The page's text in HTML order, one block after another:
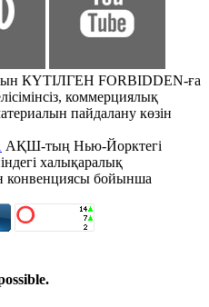
КҮТІЛГЕН FORBIDDEN-ға
коммерциялық
пайдалану көзін
АҚШ-тың Нью-Йорктегі
халықаралық
конвенциясы бойынша